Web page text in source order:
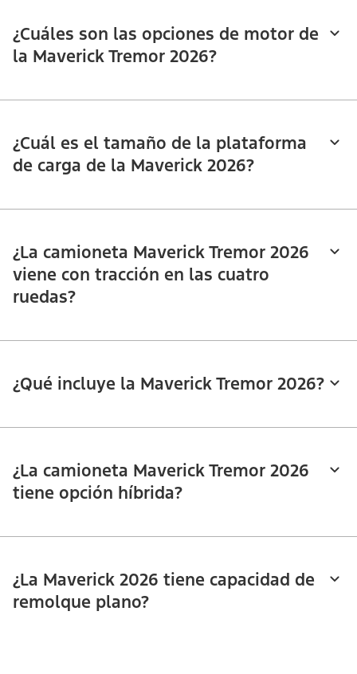
¿Cuáles son las opciones de motor de
la Maverick Tremor 2026?
¿Cuál es el tamaño de la plataforma
de carga de la Maverick 2026?
¿La camioneta Maverick Tremor 2026
viene con tracción en las cuatro
ruedas?
¿Qué incluye la Maverick Tremor 2026?
¿La camioneta Maverick Tremor 2026
tiene opción híbrida?
¿La Maverick 2026 tiene capacidad de
remolque plano?